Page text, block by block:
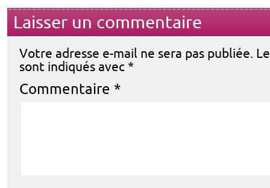
Laisser un commentaire
Votre adresse e-mail ne sera pas publiée.
sont indiqués avec *
Commentaire *